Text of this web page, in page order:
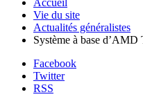
Vie du site
Actualités généralistes
Système à base d’AMD
Facebook
Twitter
RSS